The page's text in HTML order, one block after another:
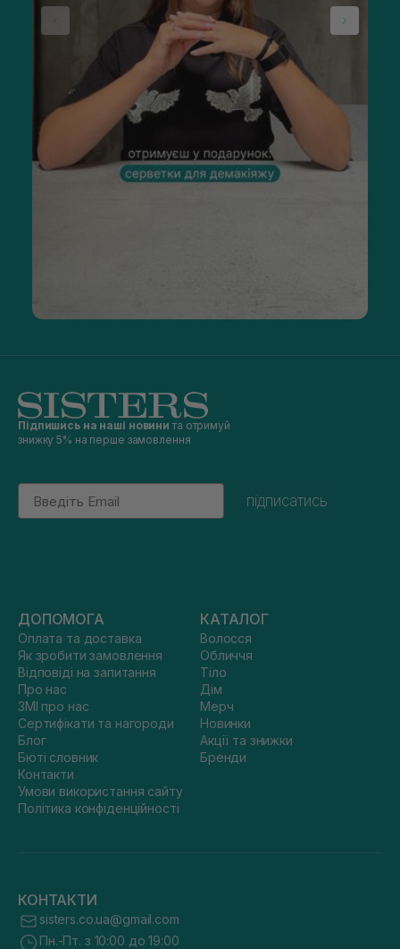
Підпишись на наші новини та отримуй
знижку 5% на перше замовлення
Email
підписатись
ДОПОМОГА
Оплата та доставка
Як зробити замовлення
Відповіді на запитання
Про нас
ЗМІ про нас
Сертифікати та нагороди
Блог
Бюті словник
Контакти
Умови використання сайту
Політика конфіденційності
КАТАЛОГ
Волосся
Обличчя
Тіло
Дім
Мерч
Новинки
Акції та знижки
Бренди
КОНТАКТИ
sisters.co.ua@gmail.com
Пн.-Пт. з 10:00 до 19:00